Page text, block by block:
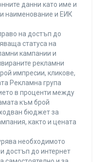
данни като име и
наименование и ЕИК
на достъп до
статуса на
кампании и
рекламни
импресии, кликове,
Рекламна група
в проценти между
към брой
бюджет за
както и цената
необходимото
достъп до интернет